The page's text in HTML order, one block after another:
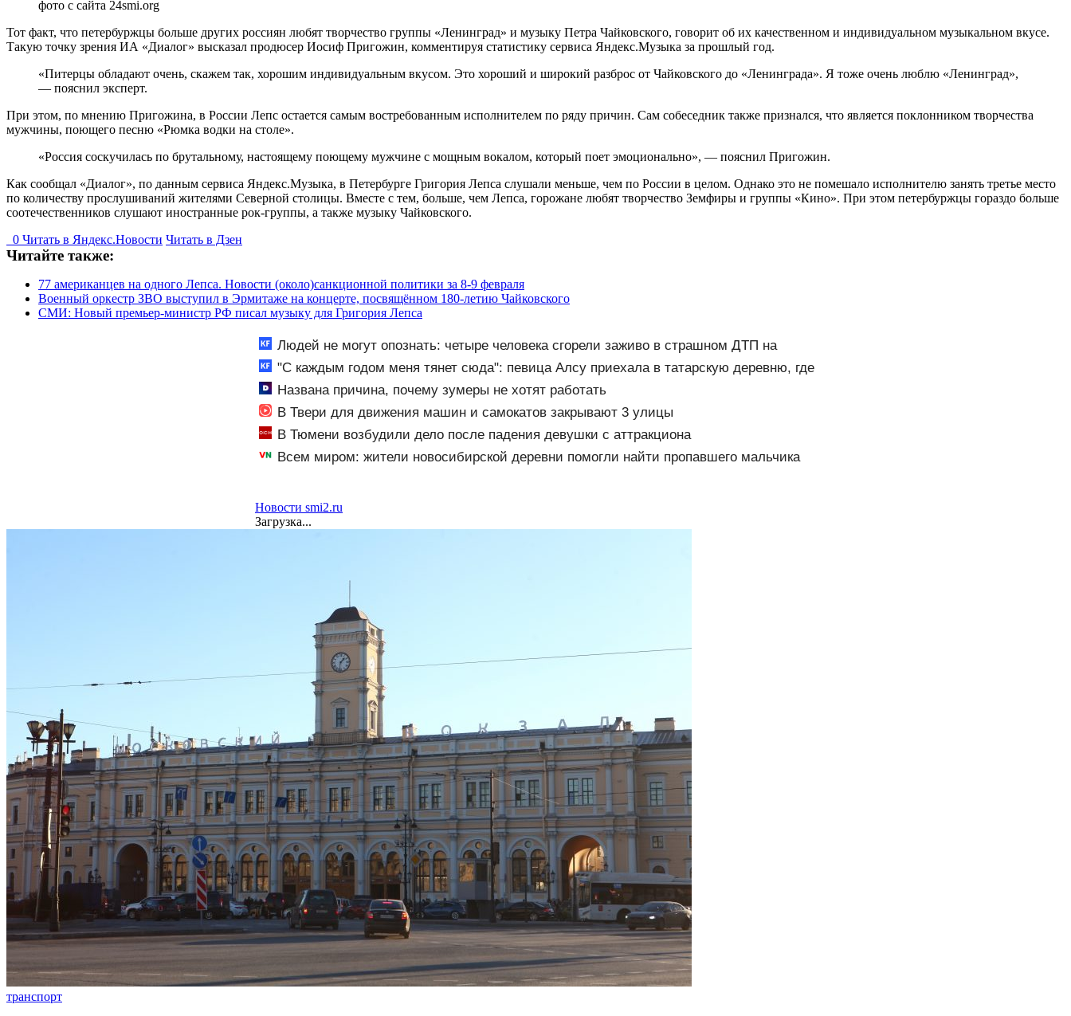
фото с сайта 24smi.org
Тот факт, что петербуржцы больше других россиян любят творчество группы «Ленинград» и музыку Петра Чайковского, говорит об их качественном и индивидуальном музыкальном вкусе.
Такую точку зрения ИА «Диалог» высказал продюсер Иосиф Пригожин, комментируя статистику сервиса Яндекс.Музыка за прошлый год.
«Питерцы обладают очень, скажем так, хорошим индивидуальным вкусом. Это хороший и широкий разброс от Чайковского до «Ленинграда». Я тоже очень люблю «Ленинград»,
— пояснил эксперт.
При этом, по мнению Пригожина, в России Лепс остается самым востребованным исполнителем по ряду причин. Сам собеседник также признался, что является поклонником творчества
мужчины, поющего песню «Рюмка водки на столе».
«Россия соскучилась по брутальному, настоящему поющему мужчине с мощным вокалом, который поет эмоционально», — пояснил Пригожин.
Как сообщал «Диалог», по данным сервиса Яндекс.Музыка, в Петербурге Григория Лепса слушали меньше, чем по России в целом. Однако это не помешало исполнителю занять третье место
по количеству прослушиваний жителями Северной столицы. Вместе с тем, больше, чем Лепса, горожане любят творчество Земфиры и группы «Кино». При этом петербуржцы гораздо больше
соотечественников слушают иностранные рок-группы, а также музыку Чайковского.
0 Читать в Яндекс.Новости Читать в Дзен
Читайте также:
77 американцев на одного Лепса. Новости (около)санкционной политики за 8-9 февраля
Военный оркестр ЗВО выступил в Эрмитаже на концерте, посвящённом 180-летию Чайковского
СМИ: Новый премьер-министр РФ писал музыку для Григория Лепса
Людей не могут опознать: четыре человека сгорели заживо в страшном ДТП на
трассе 07/08/2026 – Новости
"С каждым годом меня тянет сюда": певица Алсу приехала в татарскую деревню, где
прошло ее детство 07/08/2026 – Новости
Названа причина, почему зумеры не хотят работать
В Твери для движения машин и самокатов закрывают 3 улицы
В Тюмени возбудили дело после падения девушки с аттракциона
Всем миром: жители новосибирской деревни помогли найти пропавшего мальчика
Новости smi2.ru
Загрузка...
транспорт